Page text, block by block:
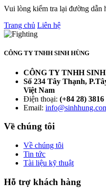
Vui lòng kiểm tra lại đường
Trang chủ Liên hệ
CÔNG TY TNHH SINH HÙNG
CÔNG TY TNHH
Số 234 Tây Thạnh,
Việt Nam
Điện thoại: (+84 28) 3816
Email:
Về chúng tôi
Về chúng tôi
Tin tức
Tài liệu kỹ thuật
Hỗ trợ khách hàng